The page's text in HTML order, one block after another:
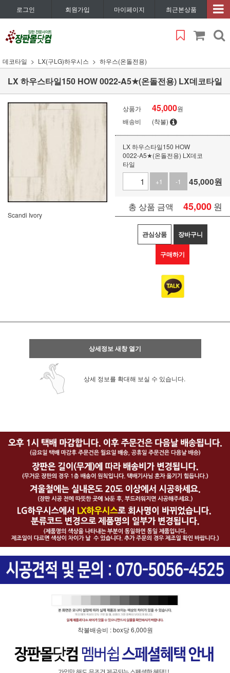
로그인 회원가입 마이페이지 최근본상품
데코타일 LX(구LG)하우시스 하우스(온돌전용)
LX 하우스타일150 HOW 0022-A5★(온돌전용) LX데코타일
Scandi Ivory
상품가 45,000원
배송비
(착불)
LX 하우스타일150 HOW
0022-A5★(온돌전용) LX데코
타일
+1
-1 45,000원
총 상품 금액 45,000 원
관심상품 장바구니
구매하기
상세정보 새창 열기
상세 정보를 확대해 보실 수 있습니다.
착불배송비 : box당 6,000원